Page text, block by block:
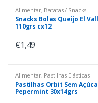
Alimentar, Batatas / Snacks
Snacks Bolas Queijo El
110grs cx12
€1,49
Alimentar, Pastilhas Elásticas
Pastilhas Orbit Sem
Pepermint 30x14grs